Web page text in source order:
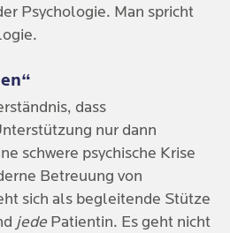
Psychologie. Man spricht
dass
nur dann
schwere psychische Krise
Betreuung von
sich als begleitende Stütze
jedePatientin. Es geht nicht